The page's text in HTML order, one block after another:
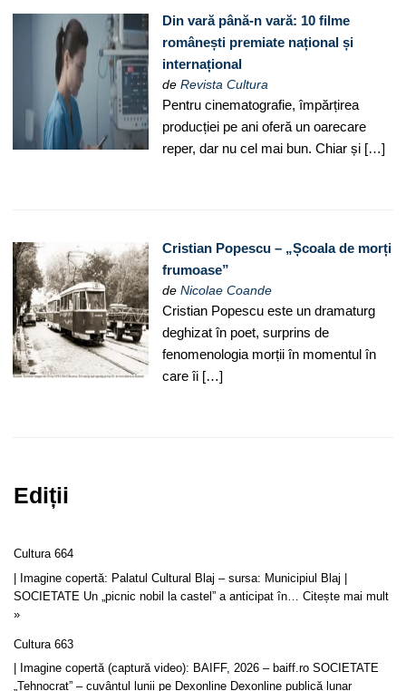
Din vară până-n vară: 10 filme
românești premiate național și
internațional
deRevista Cultura
Pentru cinematografie, împărțirea
producției pe ani oferă un oarecare
reper, dar nu cel mai bun. Chiar și […]
Cristian Popescu – „Școala de morți
frumoase”
deNicolae Coande
Cristian Popescu este un dramaturg
deghizat în poet, surprins de
fenomenologia morții în momentul în
care îi […]
Ediții
Cultura 664
| Imagine copertă: Palatul Cultural Blaj – sursa: Municipiul Blaj |
SOCIETATE Un „picnic nobil la castel” a anticipat în… Citește mai mult
»
Cultura 663
| Imagine copertă (captură video): BAIFF, 2026 – baiff.ro SOCIETATE
„Tehnocrat” – cuvântul lunii pe Dexonline Dexonline publică lunar